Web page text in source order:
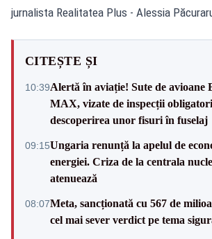
jurnalista Realitatea Plus - Alessia
CITEȘTE ȘI
10:39Alertă în aviație! Sute de avioane
MAX, vizate de inspecții
descoperirea unor fisuri în fuselaj
09:15Ungaria renunță la apelul de
energiei. Criza de la centrala
atenuează
08:07Meta, sancționată cu 567 de
cel mai sever verdict pe tema